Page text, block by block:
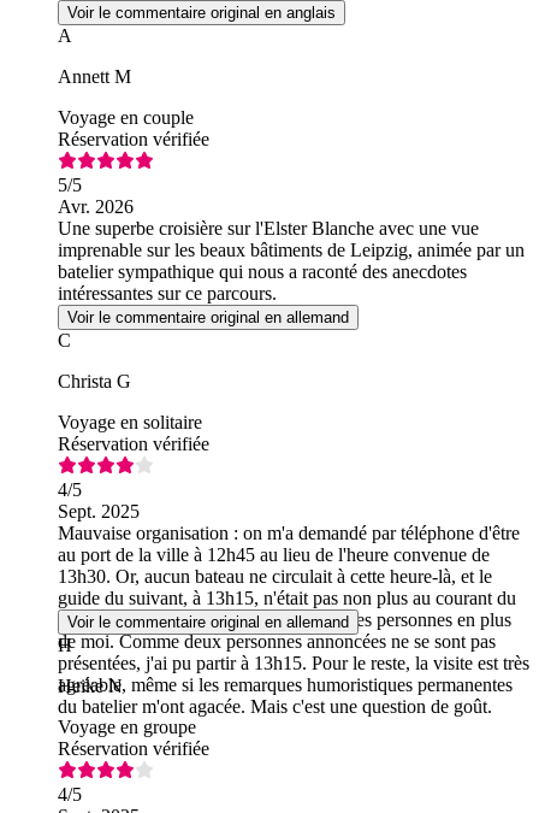
Voir le commentaire original en anglais
A
Annett M
Voyage en couple
Réservation vérifiée
5/5
Avr. 2026
Une superbe croisière sur l'Elster Blanche avec une vue
imprenable sur les beaux bâtiments de Leipzig, animée par un
batelier sympathique qui nous a raconté des anecdotes
intéressantes sur ce parcours.
Voir le commentaire original en allemand
C
Christa G
Voyage en solitaire
Réservation vérifiée
4/5
Sept. 2025
Mauvaise organisation : on m'a demandé par téléphone d'être
au port de la ville à 12h45 au lieu de l'heure convenue de
13h30. Or, aucun bateau ne circulait à cette heure-là, et le
guide du suivant, à 13h15, n'était pas non plus au courant du
déplacement. Cela concernait deux autres personnes en plus
de moi. Comme deux personnes annoncées ne se sont pas
présentées, j'ai pu partir à 13h15. Pour le reste, la visite est très
agréable, même si les remarques humoristiques permanentes
du batelier m'ont agacée. Mais c'est une question de goût.
Voir le commentaire original en allemand
H
Heike N
Voyage en groupe
Réservation vérifiée
4/5